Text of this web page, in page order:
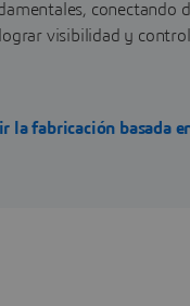
conectando
visibilidad y
la fabricación basada